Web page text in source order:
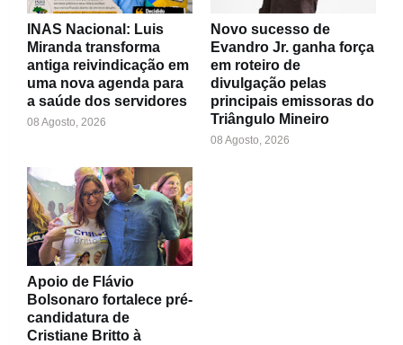
INAS Nacional: Luis
Miranda transforma
antiga reivindicação em
uma nova agenda para
a saúde dos servidores
08 Agosto, 2026
Novo sucesso de
Evandro Jr. ganha força
em roteiro de
divulgação pelas
principais emissoras do
Triângulo Mineiro
08 Agosto, 2026
Apoio de Flávio
Bolsonaro fortalece pré-
candidatura de
Cristiane Britto à